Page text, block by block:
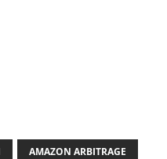
AMAZON ARBITRAGE